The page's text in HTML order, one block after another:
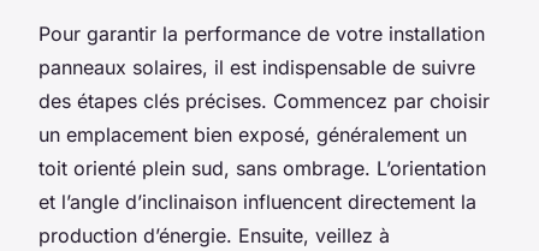
Pour garantir la performance de votre installation
panneaux solaires, il est indispensable de suivre
des étapes clés précises. Commencez par choisir
un emplacement bien exposé, généralement un
toit orienté plein sud, sans ombrage. L’orientation
et l’angle d’inclinaison influencent directement la
production d’énergie. Ensuite, veillez à